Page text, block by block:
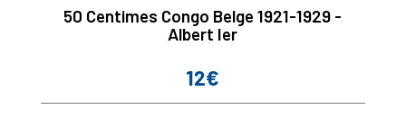
50 Centimes Congo Belge 1921-1929 -
Albert Ier
Prix
12€